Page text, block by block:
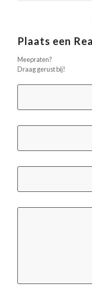
Plaats een
Meepraten?
Draag gerust bij!